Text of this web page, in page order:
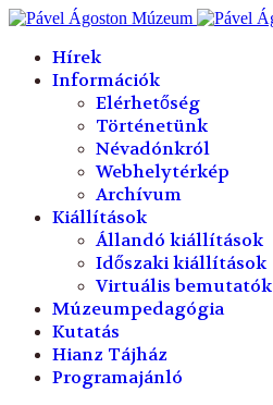
Hírek
Információk
Elérhetőség
Történetünk
Névadónkról
Webhelytérkép
Archívum
Kiállítások
Állandó kiállítások
Időszaki kiállítások
Virtuális bemutatók
Múzeumpedagógia
Kutatás
Hianz Tájház
Programajánló
év
hónap
év
hónap